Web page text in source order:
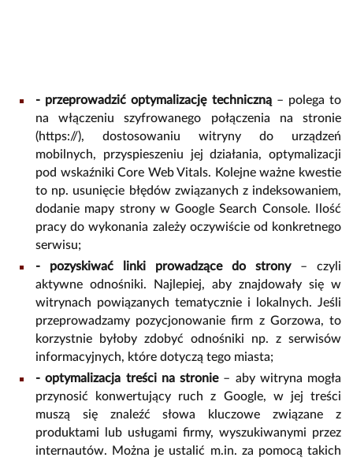
- przeprowadzić optymalizację techniczną– polega to
na włączeniu szyfrowanego połączenia na stronie
(https://), dostosowaniu witryny do urządzeń
mobilnych, przyspieszeniu jej działania, optymalizacji
pod wskaźniki Core Web Vitals. Kolejne ważne kwestie
to np. usunięcie błędów związanych z indeksowaniem,
dodanie mapy strony w Google Search Console. Ilość
pracy do wykonania zależy oczywiście od konkretnego
serwisu;
- pozyskiwać linki prowadzące do strony– czyli
aktywne odnośniki. Najlepiej, aby znajdowały się w
witrynach powiązanych tematycznie i lokalnych. Jeśli
przeprowadzamy pozycjonowanie firm z Gorzowa, to
korzystnie byłoby zdobyć odnośniki np. z serwisów
informacyjnych, które dotyczą tego miasta;
- optymalizacja treści na stronie– aby witryna mogła
przynosić konwertujący ruch z Google, w jej treści
muszą się znaleźć słowa kluczowe związane z
produktami lub usługami firmy, wyszukiwanymi przez
internautów. Można je ustalić m.in. za pomocą takich